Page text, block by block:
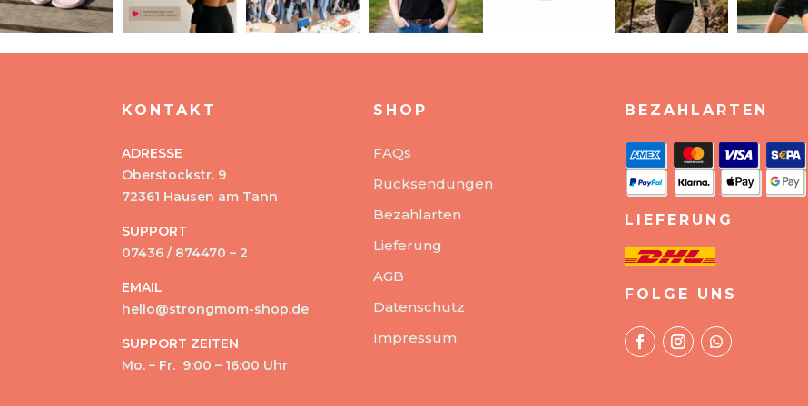
KONTAKT
ADRESSE
Oberstockstr. 9
72361 Hausen am Tann
SUPPORT
07436 / 874470 – 2
EMAIL
hello@strongmom-shop.de
SUPPORT ZEITEN
Mo. – Fr. 9:00 – 16:00 Uhr
SHOP
FAQs
Rücksendungen
Bezahlarten
Lieferung
AGB
Datenschutz
Impressum
BEZAHLARTEN
LIEFERUNG
FOLGE UNS